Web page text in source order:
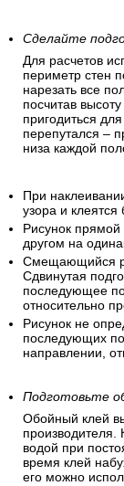
Сделайте
Для расчетов
периметр стен
нарезать все
посчитав
пригодиться
перепутался –
низа каждой
При
узора и
Рисунок прямой
другом на
Смещающийся
Сдвинутая
последующее
относительно
Рисунок не
последующих
направлении,
Подготовьте
Обойный клей
производителя.
водой при
время клей
его можно